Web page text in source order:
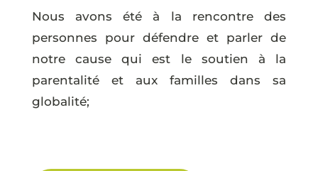
Nous avons été à la rencontre des
personnes pour défendre et parler de
notre cause qui est le soutien à la
parentalité et aux familles dans sa
globalité;